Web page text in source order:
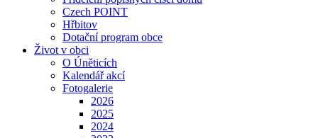
Czech POINT
Hřbitov
Dotační program obce
Život v obci
O Úněticích
Kalendář akcí
Fotogalerie
2026
2025
2024